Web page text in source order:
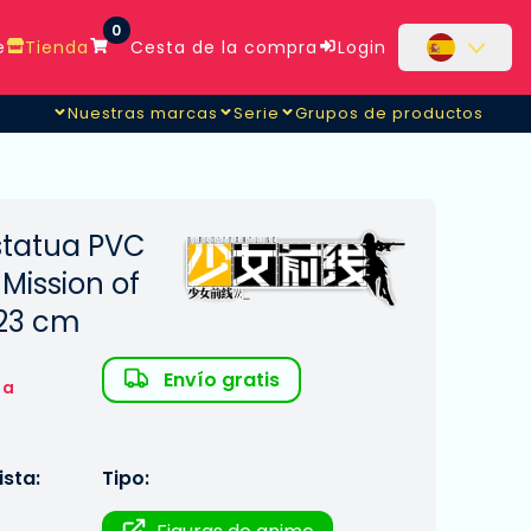
Tienda
0
Cesta de la compra Login
Nuestras marcas Serie Grupos de productos
PVC
of
cm
Envío gratis
Tipo: